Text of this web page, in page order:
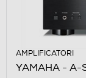
AMPLIFICATORI
YAMAHA - A-